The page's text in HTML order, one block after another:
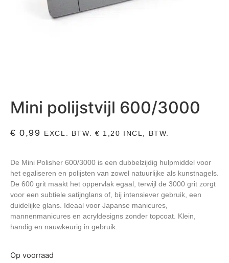
Mini polijstvijl 600/3000
€ 0,99 EXCL. BTW. € 1,20 INCL, BTW.
De Mini Polisher 600/3000 is een dubbelzijdig hulpmiddel voor
het egaliseren en polijsten van zowel natuurlijke als kunstnagels.
De 600 grit maakt het oppervlak egaal, terwijl de 3000 grit zorgt
voor een subtiele satijnglans of, bij intensiever gebruik, een
duidelijke glans. Ideaal voor Japanse manicures,
mannenmanicures en acryldesigns zonder topcoat. Klein,
handig en nauwkeurig in gebruik.
Op voorraad